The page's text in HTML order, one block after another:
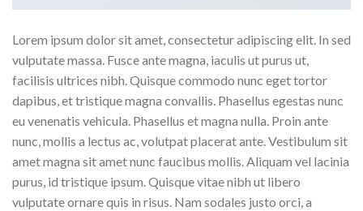
Lorem ipsum dolor sit amet, consectetur adipiscing elit. In sed
vulputate massa. Fusce ante magna, iaculis ut purus ut,
facilisis ultrices nibh. Quisque commodo nunc eget tortor
dapibus, et tristique magna convallis. Phasellus egestas nunc
eu venenatis vehicula. Phasellus et magna nulla. Proin ante
nunc, mollis a lectus ac, volutpat placerat ante. Vestibulum sit
amet magna sit amet nunc faucibus mollis. Aliquam vel lacinia
purus, id tristique ipsum. Quisque vitae nibh ut libero
vulputate ornare quis in risus. Nam sodales justo orci, a